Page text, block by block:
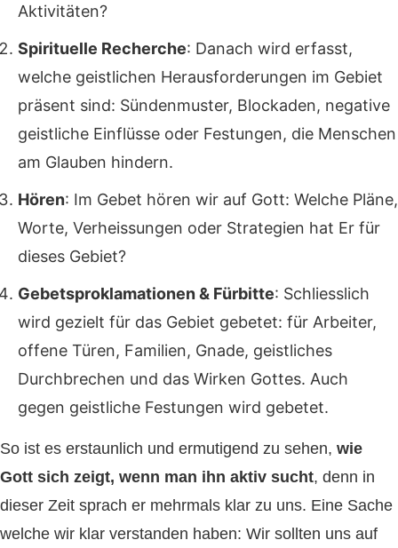
Aktivitäten?
Spirituelle Recherche: Danach wird erfasst,
welche geistlichen Herausforderungen im Gebiet
präsent sind: Sündenmuster, Blockaden, negative
geistliche Einflüsse oder Festungen, die Menschen
am Glauben hindern.
Hören: Im Gebet hören wir auf Gott: Welche Pläne,
Worte, Verheissungen oder Strategien hat Er für
dieses Gebiet?
Gebetsproklamationen & Fürbitte: Schliesslich
wird gezielt für das Gebiet gebetet: für Arbeiter,
offene Türen, Familien, Gnade, geistliches
Durchbrechen und das Wirken Gottes. Auch
gegen geistliche Festungen wird gebetet.
So ist es erstaunlich und ermutigend zu sehen, wie
Gott sich zeigt, wenn man ihn aktiv sucht, denn in
dieser Zeit sprach er mehrmals klar zu uns. Eine Sache
welche wir klar verstanden haben: Wir sollten uns auf